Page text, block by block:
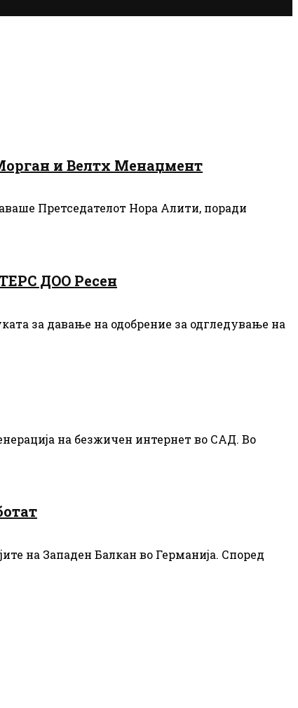
и Велтх Менаџмент
Претседателот Нора Алити, поради
ДОО Ресен
за давање на одобрение за одгледување на
на безжичен интернет во САД. Во
на Западен Балкан во Германија. Според